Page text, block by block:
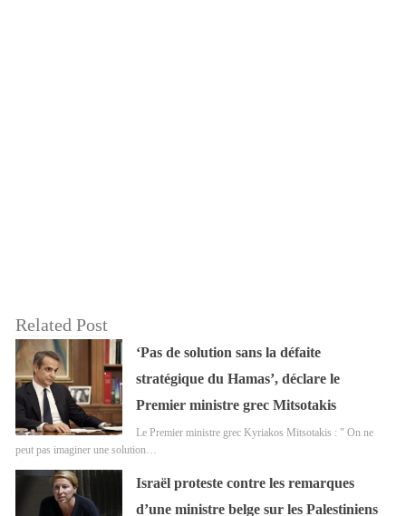
Related Post
‘Pas de solution sans la défaite
stratégique du Hamas’, déclare le
Premier ministre grec Mitsotakis
Le Premier ministre grec Kyriakos Mitsotakis : " On ne
peut pas imaginer une solution…
Israël proteste contre les remarques
d’une ministre belge sur les Palestiniens